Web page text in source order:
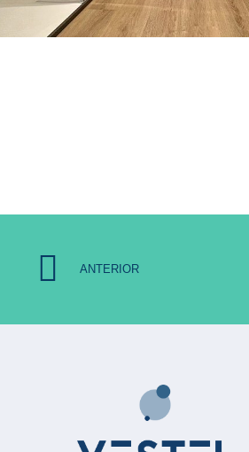
ANTERIOR